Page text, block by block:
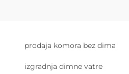
prodaja komora bez dima
izgradnja dimne vatre